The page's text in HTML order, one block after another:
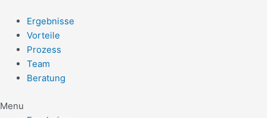
Inhalt
springen
Ergebnisse
Vorteile
Prozess
Team
Beratung
Menu
navigation